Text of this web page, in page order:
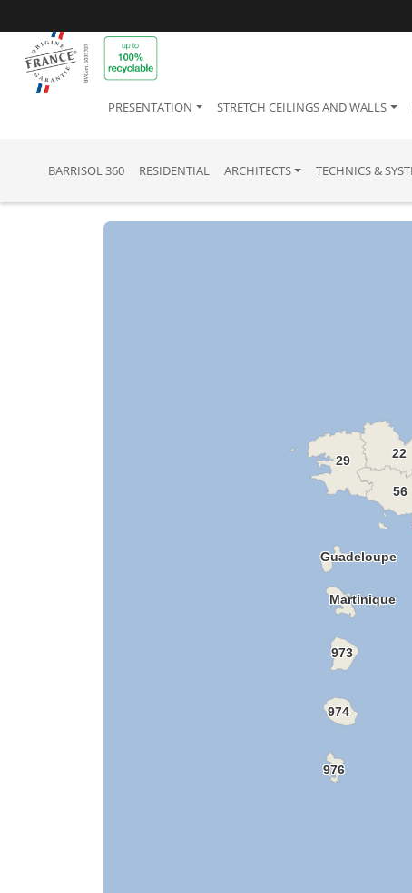
PRESENTATION STRETCH CEILINGS AND WALLS
BARRISOL 360 RESIDENTIAL ARCHITECTS TECHNICS &
22
29
56
Guadeloupe
Martinique
973
974
976